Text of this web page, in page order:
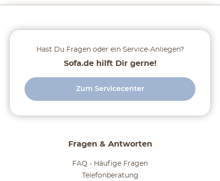
Fragen & Antworten
FAQ - Häufige Fragen
Telefonberatung
Hast Du Fragen oder ein Service-Anliegen?
Sofa.de hilft Dir gerne!
Zum Servicecenter